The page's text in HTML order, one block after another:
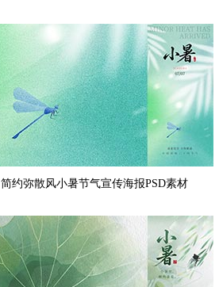
简约弥散风小暑节气宣传海报PSD素材